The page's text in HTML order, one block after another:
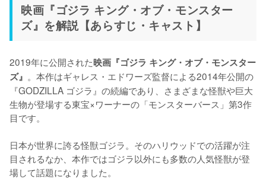
映画『ゴジラ キング・オブ・モンスター
ズ』を解説【あらすじ・キャスト】
2019年に公開された映画『ゴジラ キング・オブ・モンスター
ズ』 。本作はギャレス・エドワーズ監督による2014年公開の
『GODZILLA ゴジラ』の続編であり、さまざまな怪獣や巨大
生物が登場する東宝×ワーナーの「モンスターバース」第3作
目です。
日本が世界に誇る怪獣ゴジラ。そのハリウッドでの活躍が注
目されるなか、本作ではゴジラ以外にも多数の人気怪獣が登
場して話題になりました。